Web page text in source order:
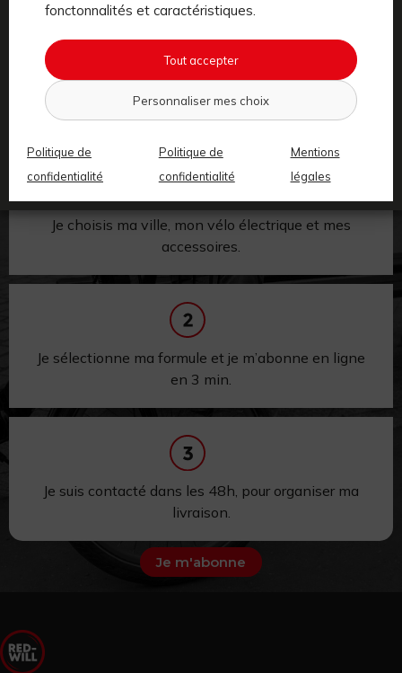
fonctonnalités et caractéristiques.
Tout accepter
Personnaliser mes choix
Politique de
confidentialité
Politique de
confidentialité
Mentions
légales
COMMENT
ÇA MARCHE ?
Simple. Rapide. Efficace.
Je choisis ma ville, mon vélo électrique et mes
accessoires.
Je sélectionne ma formule et je m’abonne en ligne
en 3 min.
Je suis contacté dans les 48h, pour organiser ma
livraison.
Je m'abonne